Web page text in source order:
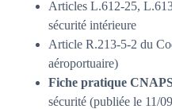
Articles L.612-25,
sécurité intérieure
Article R.213-5-2 du
aéroportuaire)
Fiche pratique
sécurité (publiée le 11/